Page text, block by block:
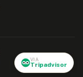
VIA
Tripadvisor